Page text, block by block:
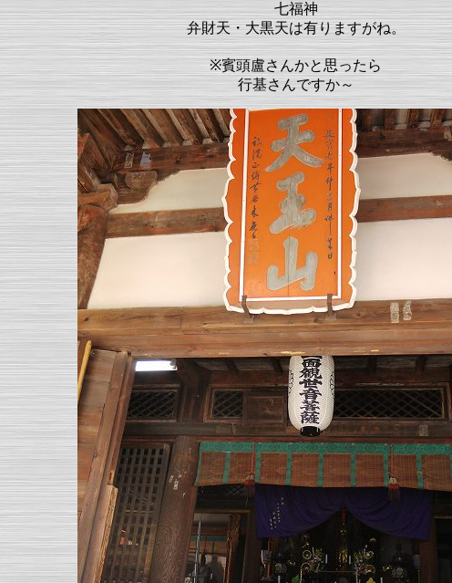
七福神
弁財天・大黒天は有りますがね。
※賓頭盧さんかと思ったら
行基さんですか～